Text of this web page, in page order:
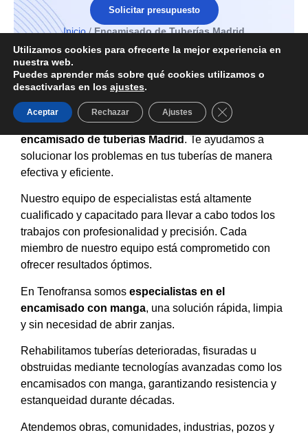
Solicitar presupuesto
Inicio/Encamisado de Tuberías Madrid
EnTenofransasomos tu mejor opción en
encamisado de tuberías Madrid. Te ayudamos a
solucionar los problemas en tus tuberías de manera
efectiva y eficiente.
Nuestro equipo de especialistas está altamente
cualificado y capacitado para llevar a cabo todos los
trabajos con profesionalidad y precisión. Cada
miembro de nuestro equipo está comprometido con
ofrecer resultados óptimos.
En Tenofransa somos especialistas en el
encamisado con manga, una solución rápida, limpia
y sin necesidad de abrir zanjas.
Rehabilitamos tuberías deterioradas, fisuradas u
obstruidas mediante tecnologías avanzadas como los
encamisados con manga, garantizando resistencia y
estanqueidad durante décadas.
Atendemos obras, comunidades, industrias, pozos y
Utilizamos cookies para ofrecerte la mejor experiencia en
nuestra web.
Puedes aprender más sobre qué cookies utilizamos o
desactivarlas en los ajustes.
Aceptar Rechazar Ajustes Cerrar el banner